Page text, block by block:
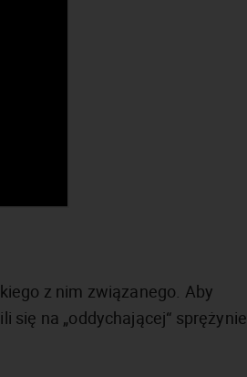
z nim związanego. Aby
się na „oddychającej“ sprężynie